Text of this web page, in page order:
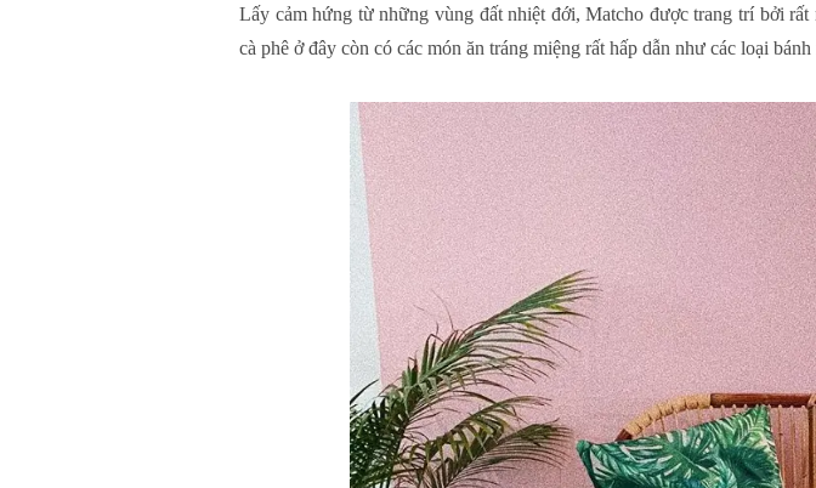
Lấy cảm hứng từ những vùng đất nhiệt đới, Matcho được trang trí bởi
cà phê ở đây còn có các món ăn tráng miệng rất hấp dẫn như các loại bánh